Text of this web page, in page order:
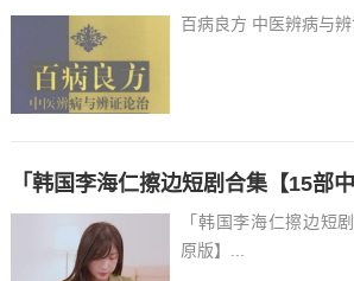
百病良方 中医辨病与
「韩国李海仁擦边短剧合集【15部
「韩国李海仁擦边短
原版】...